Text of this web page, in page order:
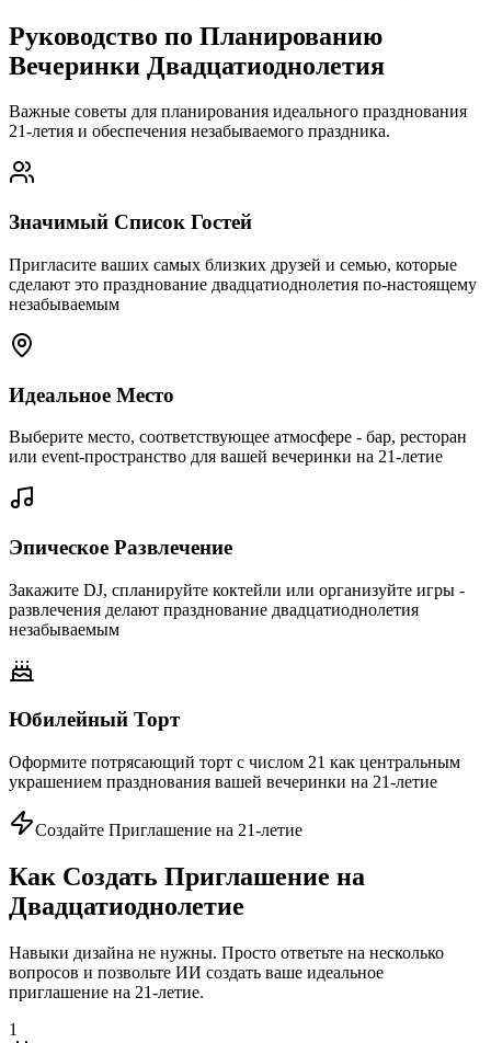
Руководство по Планированию
Вечеринки Двадцатиоднолетия
Важные советы для планирования идеального празднования
21-летия и обеспечения незабываемого праздника.
Значимый Список Гостей
Пригласите ваших самых близких друзей и семью, которые
сделают это празднование двадцатиоднолетия по-настоящему
незабываемым
Идеальное Место
Выберите место, соответствующее атмосфере - бар, ресторан
или event-пространство для вашей вечеринки на 21-летие
Эпическое Развлечение
Закажите DJ, спланируйте коктейли или организуйте игры -
развлечения делают празднование двадцатиоднолетия
незабываемым
Юбилейный Торт
Оформите потрясающий торт с числом 21 как центральным
украшением празднования вашей вечеринки на 21-летие
Создайте Приглашение на 21-летие
Как Создать Приглашение на
Двадцатиоднолетие
Навыки дизайна не нужны. Просто ответьте на несколько
вопросов и позвольте ИИ создать ваше идеальное
приглашение на 21-летие.
1